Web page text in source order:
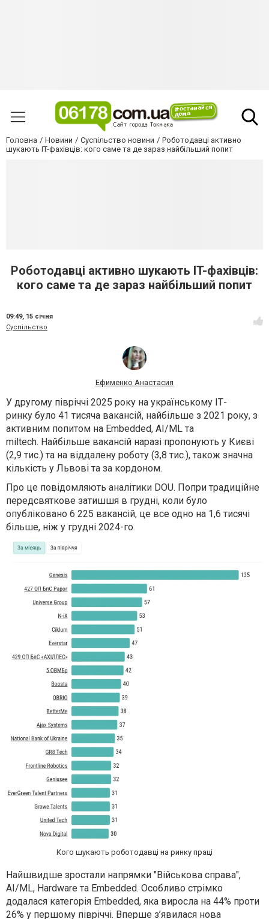
Головна Новини Суспільство новини
Роботодавці активно
шукають IT-фахівців: кого саме та де зараз найбільший попит
Роботодавці активно шукають IT-фахівців:
кого саме та де зараз найбільший попит
09:49, 15 січня
Суспільство
Ефименко Анастасия
У другому півріччі 2025 року на українському ІТ-
ринку було 41 тисяча вакансій, найбільше з 2021 року, з
активним попитом на Embedded, AI/ML та
miltech. Найбільше вакансій наразі пропонують у Києві
(2,9 тис.) та на віддалену роботу (3,8 тис.), також значна
кількість у Львові та за кордоном.
Про це повідомляють аналітики DOU. Попри традиційне
передсвяткове затишшя в грудні, коли було
опубліковано 6 225 вакансій, це все одно на 1,6 тисячі
більше, ніж у грудні 2024-го.
Кого шукають роботодавці на ринку праці
Найшвидше зростали напрямки "Військова справа",
AI/ML, Hardware та Embedded. Особливо стрімко
додалася категорія Embedded, яка виросла на 44% проти
26% у першому півріччі. Вперше з’явилася нова